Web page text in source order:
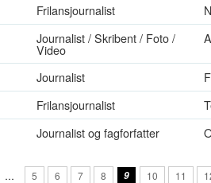
Frilansjournalist
Journalist / Skribent / Foto /
Video
Journalist
Frilansjournalist
Journalist og fagforfatter
… 5 6 7 8 9 10 11